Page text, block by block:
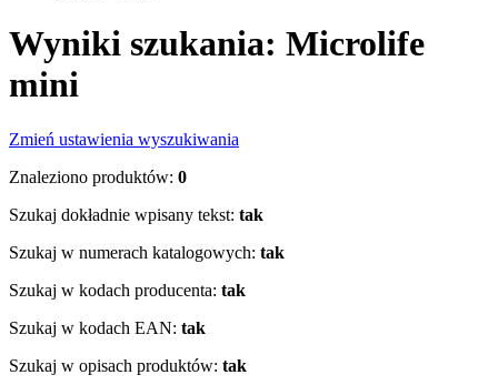
Wyniki szukania: Microlife
mini
Zmień ustawienia wyszukiwania
Znaleziono produktów: 0
Szukaj dokładnie wpisany tekst: tak
Szukaj w numerach katalogowych: tak
Szukaj w kodach producenta: tak
Szukaj w kodach EAN: tak
Szukaj w opisach produktów: tak